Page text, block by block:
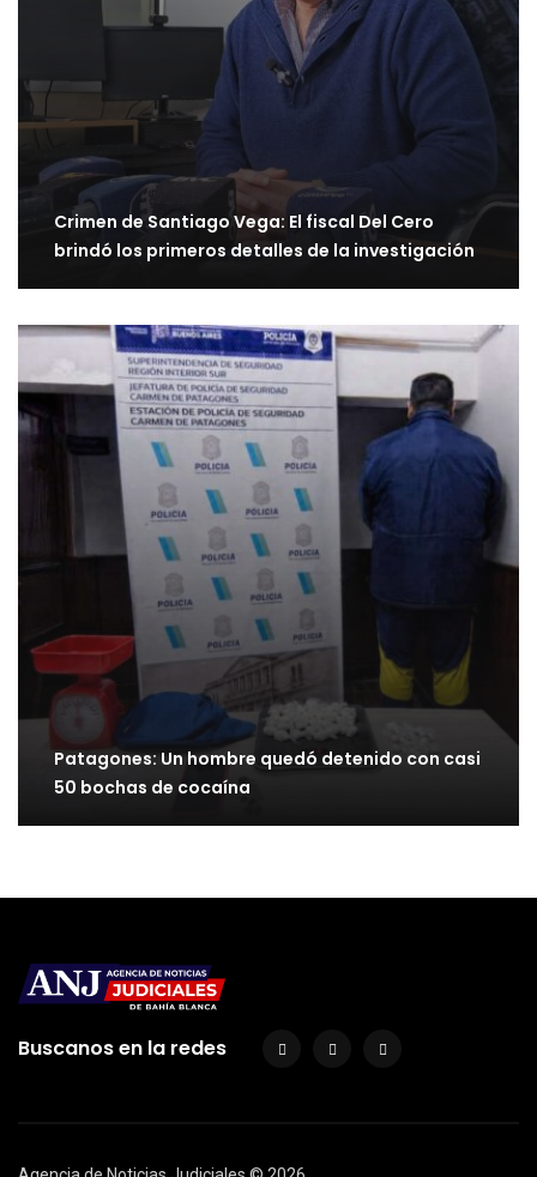
Crimen de Santiago Vega: El fiscal Del Cero
brindó los primeros detalles de la investigación
Patagones: Un hombre quedó detenido con casi
50 bochas de cocaína
Buscanos en la redes